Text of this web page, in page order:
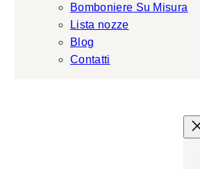
Bomboniere Su Misura
Lista nozze
Blog
Contatti